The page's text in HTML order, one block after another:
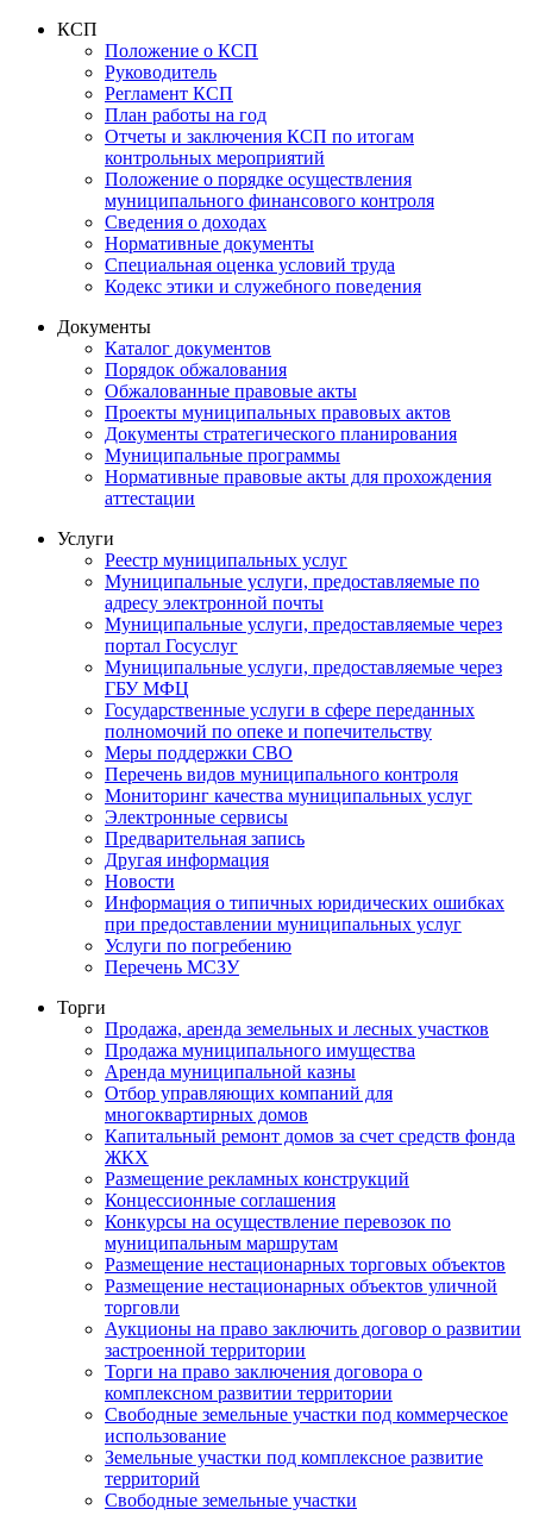
КСП
Положение о КСП
Руководитель
Регламент КСП
План работы на год
Отчеты и заключения КСП по итогам
контрольных мероприятий
Положение о порядке осуществления
муниципального финансового контроля
Сведения о доходах
Нормативные документы
Специальная оценка условий труда
Кодекс этики и служебного поведения
Документы
Каталог документов
Порядок обжалования
Обжалованные правовые акты
Проекты муниципальных правовых актов
Документы стратегического планирования
Муниципальные программы
Нормативные правовые акты для прохождения
аттестации
Услуги
Реестр муниципальных услуг
Муниципальные услуги, предоставляемые по
адресу электронной почты
Муниципальные услуги, предоставляемые через
портал Госуслуг
Муниципальные услуги, предоставляемые через
ГБУ МФЦ
Государственные услуги в сфере переданных
полномочий по опеке и попечительству
Меры поддержки СВО
Перечень видов муниципального контроля
Мониторинг качества муниципальных услуг
Электронные сервисы
Предварительная запись
Другая информация
Новости
Информация о типичных юридических ошибках
при предоставлении муниципальных услуг
Услуги по погребению
Перечень МСЗУ
Торги
Продажа, аренда земельных и лесных участков
Продажа муниципального имущества
Аренда муниципальной казны
Отбор управляющих компаний для
многоквартирных домов
Капитальный ремонт домов за счет средств фонда
ЖКХ
Размещение рекламных конструкций
Концессионные соглашения
Конкурсы на осуществление перевозок по
муниципальным маршрутам
Размещение нестационарных торговых объектов
Размещение нестационарных объектов уличной
торговли
Аукционы на право заключить договор о развитии
застроенной территории
Торги на право заключения договора о
комплексном развитии территории
Свободные земельные участки под коммерческое
использование
Земельные участки под комплексное развитие
территорий
Свободные земельные участки